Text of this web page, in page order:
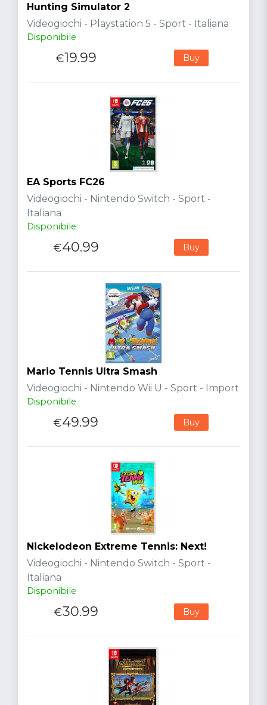
Hunting Simulator 2
Videogiochi - Playstation 5 - Sport - Italiana
Disponibile
€19.99 Buy
EA Sports FC26
Videogiochi - Nintendo Switch - Sport -
Italiana
Disponibile
€40.99 Buy
Mario Tennis Ultra Smash
Videogiochi - Nintendo Wii U - Sport - Import
Disponibile
€49.99 Buy
Nickelodeon Extreme Tennis: Next!
Videogiochi - Nintendo Switch - Sport -
Italiana
Disponibile
€30.99 Buy